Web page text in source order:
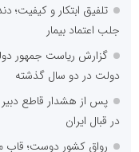
تلفیق ابتکار و کیفیت؛
جلب اعتماد بیمار
گزارش ریاست جمهور
دولت در دو سال گذشته
پس از هشدار قاطع
در قبال ایران
رواق کشور دوست؛ قاب